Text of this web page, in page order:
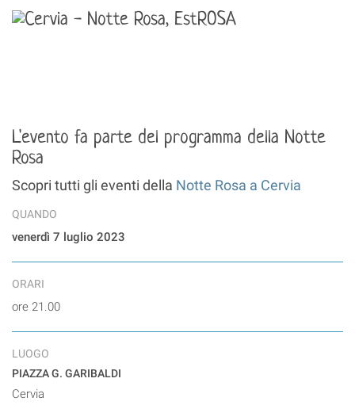
L'evento fa parte del programma della Notte
Rosa
Scopri tutti gli eventi della Notte Rosa a Cervia
QUANDO
venerdì 7 luglio 2023
ORARI
ore 21.00
LUOGO
PIAZZA G. GARIBALDI
Cervia